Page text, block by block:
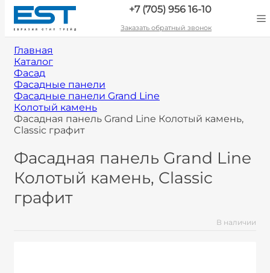
+7 (705) 956 16-10
Заказать обратный звонок
Главная
Каталог
Фасад
Фасадные панели
Фасадные панели Grand Line
Колотый камень
Фасадная панель Grand Line Колотый камень,
Classic графит
Фасадная панель Grand Line
Колотый камень, Classic
графит
В наличии